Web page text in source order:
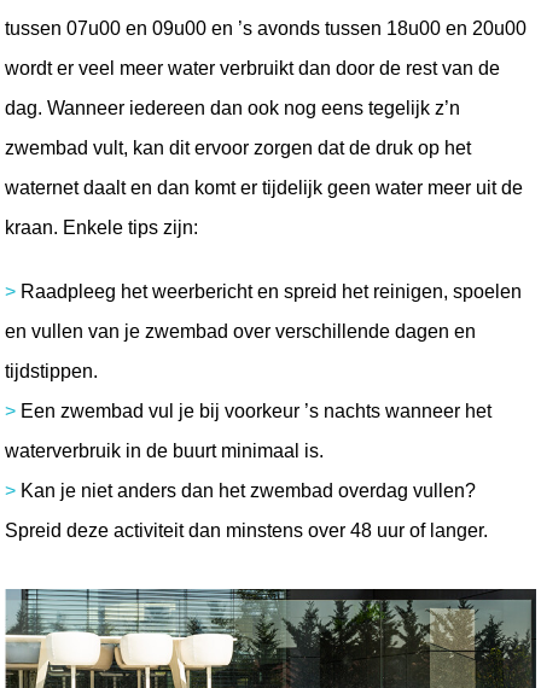
tussen 07u00 en 09u00 en ’s avonds tussen 18u00 en 20u00
wordt er veel meer water verbruikt dan door de rest van de
dag. Wanneer iedereen dan ook nog eens tegelijk z’n
zwembad vult, kan dit ervoor zorgen dat de druk op het
waternet daalt en dan komt er tijdelijk geen water meer uit de
kraan. Enkele tips zijn:
> Raadpleeg het weerbericht en spreid het reinigen, spoelen
en vullen van je zwembad over verschillende dagen en
tijdstippen.
> Een zwembad vul je bij voorkeur ’s nachts wanneer het
waterverbruik in de buurt minimaal is.
> Kan je niet anders dan het zwembad overdag vullen?
Spreid deze activiteit dan minstens over 48 uur of langer.